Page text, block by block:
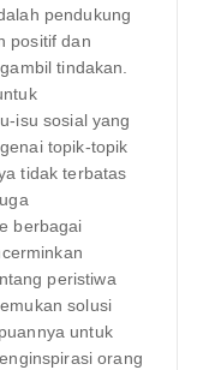
pendukung
positif dan
tindakan.
isu sosial yang
topik-topik
tidak terbatas
berbagai
peristiwa
solusi
untuk
orang